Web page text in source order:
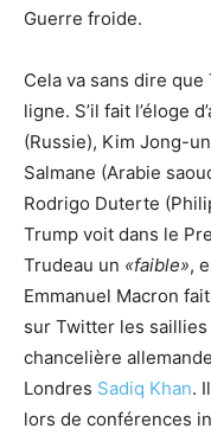
Guerre froide.
Cela va sans dire
ligne. S’il fait l’éloge
(Russie), Kim Jong-
Salmane (Arabie
Rodrigo Duterte
Trump voit dans le
Trudeau un «faible»,
Emmanuel Macron
sur Twitter les
chancelière allemande
Londres Sadiq Khan.
lors de conférences